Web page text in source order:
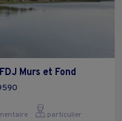
Murs et Fond
particulier